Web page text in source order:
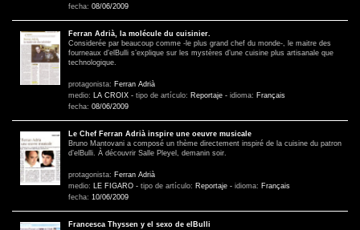
fecha: 08/06/2009
Ferran Adrià, la molécule du cuisinier.
Considerée par beaucoup comme -le plus grand chef du monde-, le maitre des
fourneaux d’elBulli s’explique sur les mystères d’une cuisine plus artisanale que
technologique.
protagonista: Ferran Adrià
medio:
LA CROIX - tipo de artículo: Reportaje - idioma: Français
fecha: 08/06/2009
Le Chef Ferran Adrià inspire une oeuvre musicale
Bruno Mantovani a composé un thème directement inspiré de la cuisine du patron
d’elBulli. À découvrir Salle Pleyel, demanin soir.
protagonista: Ferran Adrià
medio:
LE FIGARO - tipo de artículo: Reportaje - idioma: Français
fecha: 10/06/2009
Francesca Thyssen y el sexo de elBulli